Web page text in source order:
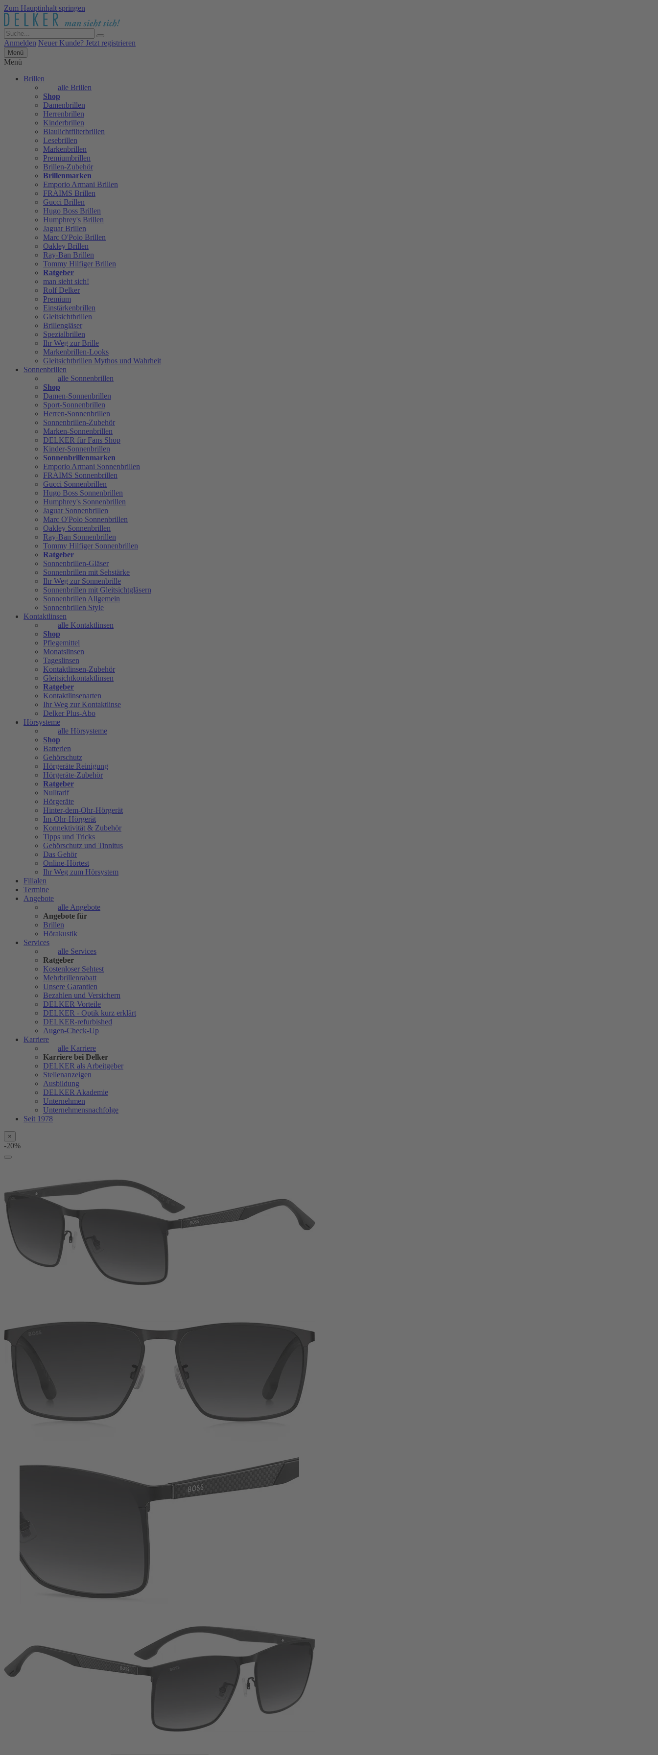
Zum Hauptinhalt springen
Anmelden Neuer Kunde? Jetzt registrieren
Menü
Menü
Brillen
alle Brillen
Shop
Damenbrillen
Herrenbrillen
Kinderbrillen
Blaulichtfilterbrillen
Lesebrillen
Markenbrillen
Premiumbrillen
Brillen-Zubehör
Brillenmarken
Emporio Armani Brillen
FRAIMS Brillen
Gucci Brillen
Hugo Boss Brillen
Humphrey's Brillen
Jaguar Brillen
Marc O'Polo Brillen
Oakley Brillen
Ray-Ban Brillen
Tommy Hilfiger Brillen
Ratgeber
man sieht sich!
Rolf Delker
Premium
Einstärkenbrillen
Gleitsichtbrillen
Brillengläser
Spezialbrillen
Ihr Weg zur Brille
Markenbrillen-Looks
Gleitsichtbrillen Mythos und Wahrheit
Sonnenbrillen
alle Sonnenbrillen
Shop
Damen-Sonnenbrillen
Sport-Sonnenbrillen
Herren-Sonnenbrillen
Sonnenbrillen-Zubehör
Marken-Sonnenbrillen
DELKER für Fans Shop
Kinder-Sonnenbrillen
Sonnenbrillenmarken
Emporio Armani Sonnenbrillen
FRAIMS Sonnenbrillen
Gucci Sonnenbrillen
Hugo Boss Sonnenbrillen
Humphrey's Sonnenbrillen
Jaguar Sonnenbrillen
Marc O'Polo Sonnenbrillen
Oakley Sonnenbrillen
Ray-Ban Sonnenbrillen
Tommy Hilfiger Sonnenbrillen
Ratgeber
Sonnenbrillen-Gläser
Sonnenbrillen mit Sehstärke
Ihr Weg zur Sonnenbrille
Sonnenbrillen mit Gleitsichtgläsern
Sonnenbrillen Allgemein
Sonnenbrillen Style
Kontaktlinsen
alle Kontaktlinsen
Shop
Pflegemittel
Monatslinsen
Tageslinsen
Kontaktlinsen-Zubehör
Gleitsichtkontaktlinsen
Ratgeber
Kontaktlinsenarten
Ihr Weg zur Kontaktlinse
Delker Plus-Abo
Hörsysteme
alle Hörsysteme
Shop
Batterien
Gehörschutz
Hörgeräte Reinigung
Hörgeräte-Zubehör
Ratgeber
Nulltarif
Hörgeräte
Hinter-dem-Ohr-Hörgerät
Im-Ohr-Hörgerät
Konnektivität & Zubehör
Tipps und Tricks
Gehörschutz und Tinnitus
Das Gehör
Online-Hörtest
Ihr Weg zum Hörsystem
Filialen
Termine
Angebote
alle Angebote
Angebote für
Brillen
Hörakustik
Services
alle Services
Ratgeber
Kostenloser Sehtest
Mehrbrillenrabatt
Unsere Garantien
Bezahlen und Versichern
DELKER Vorteile
DELKER - Optik kurz erklärt
DELKER-refurbished
Augen-Check-Up
Karriere
alle Karriere
Karriere bei Delker
DELKER als Arbeitgeber
Stellenanzeigen
Ausbildung
DELKER Akademie
Unternehmen
Unternehmensnachfolge
Seit 1978
×
-20%